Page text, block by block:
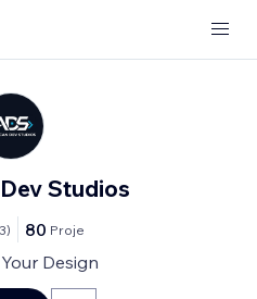
Studios
) 80 Proje
Design